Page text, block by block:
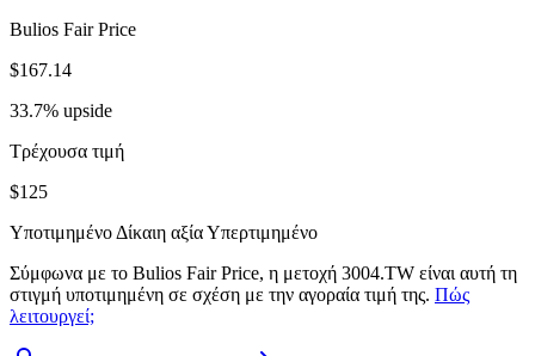
Bulios Fair Price
$167.14
33.7% upside
Τρέχουσα τιμή
$125
Υποτιμημένο Δίκαιη αξίαΥπερτιμημένο
Σύμφωνα με το Bulios Fair Price, η μετοχή 3004.TW είναι αυτή τη
στιγμή υποτιμημένη σε σχέση με την αγοραία τιμή της. Πώς
λειτουργεί;